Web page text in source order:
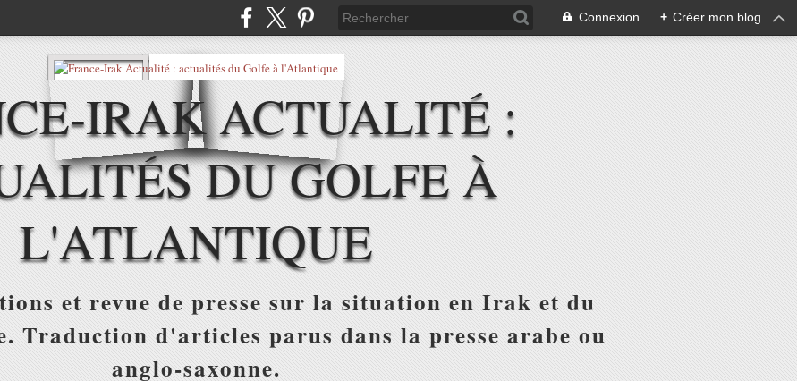
Connexion + Créer mon blog
IRAK ACTUALITÉ :
DU GOLFE À
L'ATLANTIQUE
et revue de presse sur la situation en Irak et du
Traduction d'articles parus dans la presse arabe ou
anglo-saxonne.